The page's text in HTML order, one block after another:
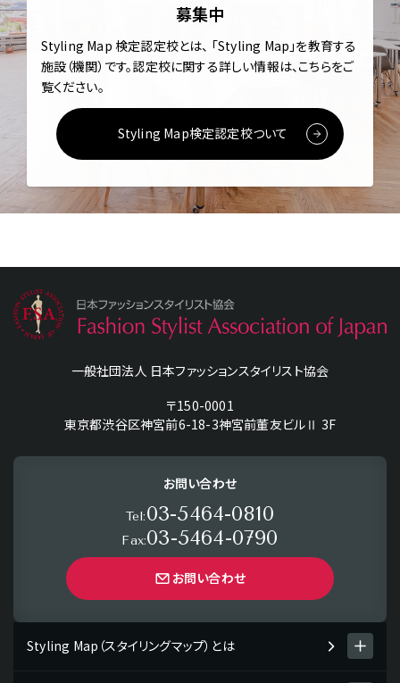
募集中
Styling Map 検定認定校とは、 「Styling Map」を教育する
施設（機関）です。認定校に関する詳しい情報は、こちらをご
覧ください。
Styling Map検定認定校ついて
一般社団法人 日本ファッションスタイリスト協会
〒150-0001
東京都渋谷区神宮前6-18-3神宮前董友ビルⅡ 3F
お問い合わせ
Tel:03-5464-0810
Fax:03-5464-0790
お問い合わせ
Styling Map（スタイリングマップ）とは